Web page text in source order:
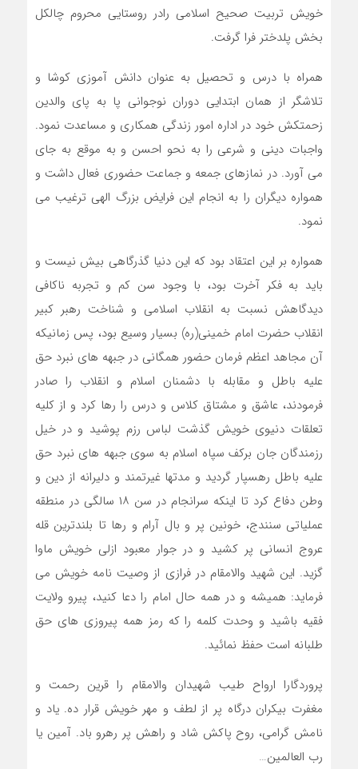
خویش تربیت صحیح اسلامی رادر روستایی محروم چالکل
بخش پلدختر فرا گرفت.
همراه با درس و تحصیل به عنوان دانش آموزی کوشا و
تلاشگر از همان ابتدایی دوران نوجوانی پا به پای والدین
زحمتکش خود در اداره امور زندگی همکاری و مساعدت نمود.
واجبات دینی و شرعی را به نحو احسن و به موقع به جای
می آورد. در نمازهای جمعه و جماعت حضوری فعال داشت و
همواره دیگران را به انجام این فرایض بزرگ الهی ترغیب می
نمود.
همواره بر این اعتقاد بود که این دنیا گذرگاهی بیش نیست و
باید به فکر آخرت بود، با وجود سن کم و تجربه ناکافی
دیدگاهش نسبت به انقلاب اسلامی و شناخت رهبر کبیر
انقلاب حضرت امام خمینی(ره) بسیار وسیع بود، پس زمانیکه
آن مجاهد اعظم فرمان حضور همگانی در جبهه های نبرد حق
علیه باطل و مقابله با دشمنان اسلام و انقلاب را صادر
فرمودند، عاشق و مشتاق کلاس و درس را رها کرد و از کلیه
تعلقات دنیوی خویش گذشت لباس رزم پوشید و در خیل
رزمندگان جان برکف سپاه اسلام به سوی جبهه های نبرد حق
علیه باطل رهسپار گردید و مدتها غیرتمند و دلیرانه از دین و
وطن دفاع کرد تا اینکه سرانجام در سن ۱۸ سالگی در منطقه
عملیاتی سنندج، خونین پر و بال آرام و رها تا بلندترین قله
عروج انسانی پر کشید و در جوار معبود ازلی خویش ماوا
گزید. این شهید والامقام در فرازی از وصیت نامه خویش می
فرماید: همیشه و در همه حال امام را دعا کنید، پیرو ولایت
فقیه باشید و وحدت کلمه را که رمز همه پیروزی های حق
طلبانه است حفظ نمائید.
پروردگارا ارواح طیب شهیدان والامقام را قرین رحمت و
مغفرت بیکران درگاه پر از لطف و مهر خویش قرار ده. یاد و
نامش گرامی، روح پاکش شاد و راهش پر رهرو باد. آمین یا
رب العالمین…